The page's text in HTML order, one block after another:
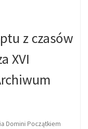
z czasów
XVI
Domini Początkiem